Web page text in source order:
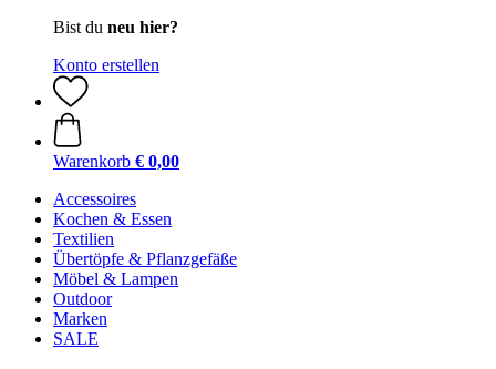
Bist du neu hier?
Konto erstellen
Warenkorb € 0,00
Accessoires
Kochen & Essen
Textilien
Übertöpfe & Pflanzgefäße
Möbel & Lampen
Outdoor
Marken
SALE